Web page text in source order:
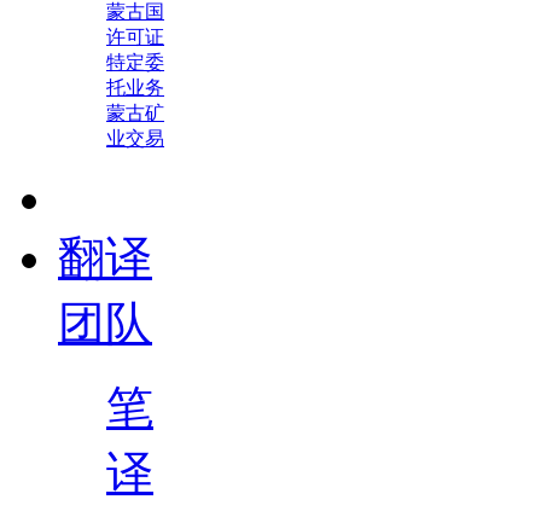
蒙古国
许可证
特定委
托业务
蒙古矿
业交易
翻译
团队
笔
译